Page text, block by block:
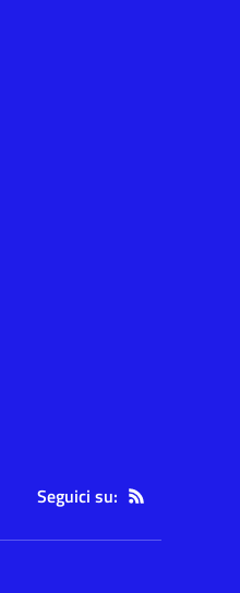
Seguici su: